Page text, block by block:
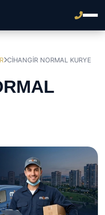
CİHANGİR NORMAL KURYE